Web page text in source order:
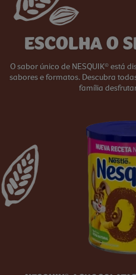
ESCOLHA O
O sabor único de NESQUIK® está
sabores e formatos. Descubra
família desfrutar